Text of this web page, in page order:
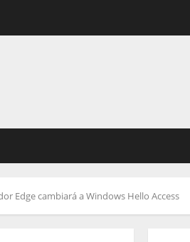
Edge cambiará a Windows Hello Access